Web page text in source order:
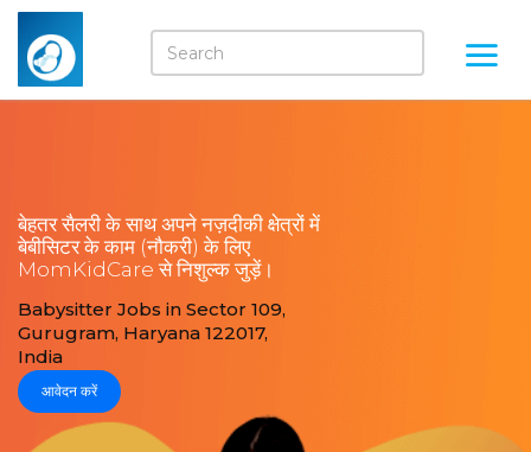
बेहतर सैलरी के साथ अपने नज़दीकी क्षेत्रों में
बेबीसिटर के काम (नौकरी) के लिए
MomKidCare से निशुल्क जुड़ें।
Babysitter Jobs in Sector 109,
Gurugram, Haryana 122017,
India
आवेदन करें